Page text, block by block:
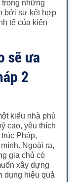
những
bởi sự kết hợp
tế của kiến
sẽ ưa
2
kiểu nhà phù
cao, yêu thích
Pháp,
Ngoài ra,
gia chủ có
xây dựng
dụng hiệu quả